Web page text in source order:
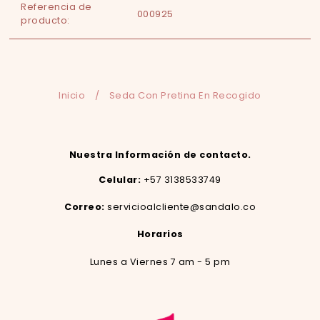
Referencia de
producto:
000925
Inicio / Seda Con Pretina En Recogido
Nuestra Información de contacto.
Celular: +57 3138533749
Correo: servicioalcliente@sandalo.co
Horarios
Lunes a Viernes 7 am - 5 pm